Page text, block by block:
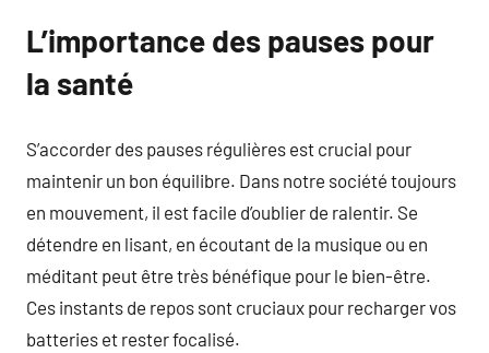
L’importance des pauses pour
la santé
S’accorder des pauses régulières est crucial pour
maintenir un bon équilibre. Dans notre société toujours
en mouvement, il est facile d’oublier de ralentir. Se
détendre en lisant, en écoutant de la musique ou en
méditant peut être très bénéfique pour le bien-être.
Ces instants de repos sont cruciaux pour recharger vos
batteries et rester focalisé.